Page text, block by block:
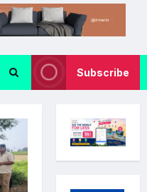
Subscribe